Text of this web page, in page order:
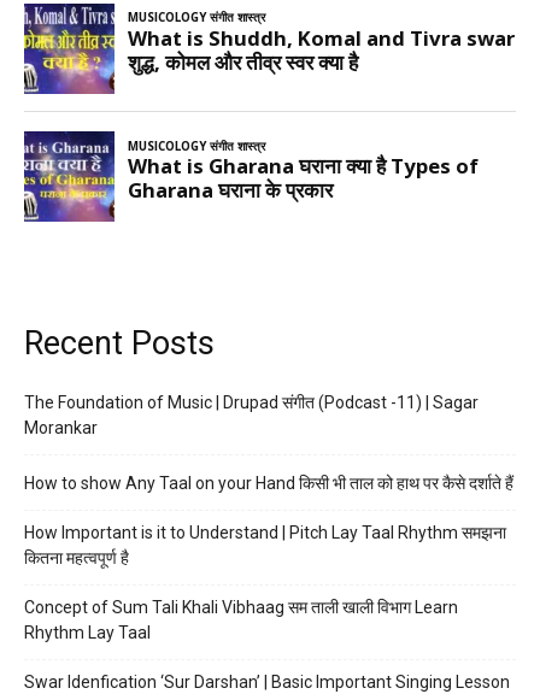
Recent Posts
The Foundation of Music | Drupad संगीत (Podcast -11) | Sagar
Morankar
How to show Any Taal on your Hand किसी भी ताल को हाथ पर कैसे दर्शाते हैं
How Important is it to Understand | Pitch Lay Taal Rhythm समझना
कितना महत्वपूर्ण है
Concept of Sum Tali Khali Vibhaag सम ताली खाली विभाग Learn
Rhythm Lay Taal
Swar Idenfication ‘Sur Darshan’ | Basic Important Singing Lesson